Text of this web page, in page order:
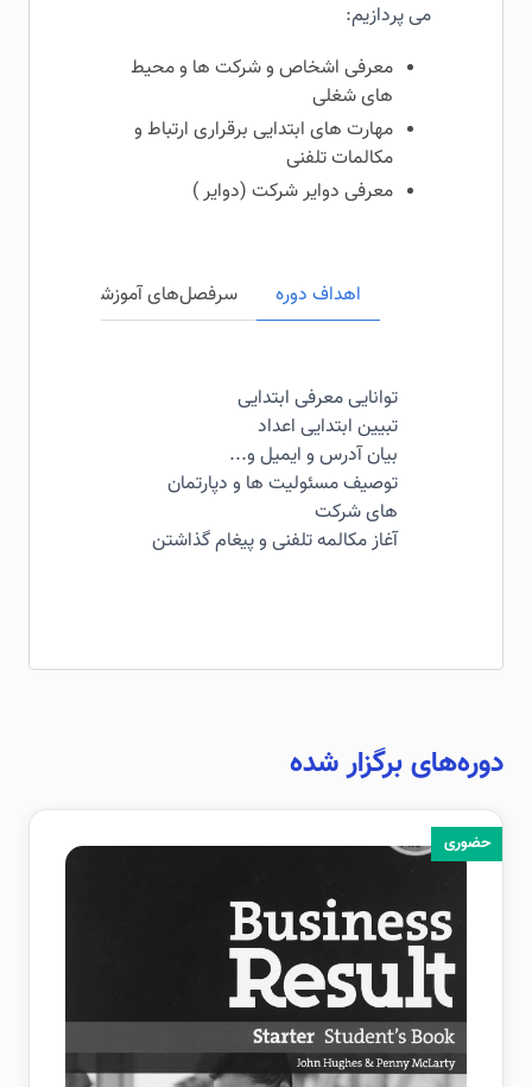
می پردازیم:
معرفی اشخاص و شرکت ها و محیط
های شغلی
مهارت های ابتدایی برقراری ارتباط و
مکالمات تلفنی
معرفی دوایر شرکت (دوایر )
اهداف دوره سرفصل‌های آموزشی
توانایی معرفی ابتدایی
تبیین ابتدایی اعداد
بیان آدرس و ایمیل و...
توصیف مسئولیت ها و دپارتمان
های شرکت
آغاز مکالمه تلفنی و پیغام گذاشتن
دوره‌های برگزار شده
حضوری